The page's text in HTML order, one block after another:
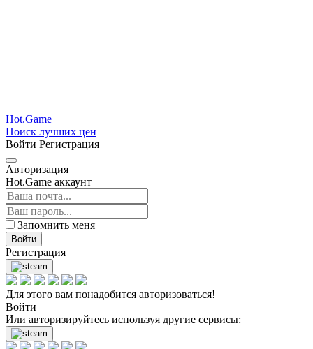
Hot.Game
Поиск лучших цен
Войти Регистрация
Авторизация
Hot.Game аккаунт
Запомнить меня
Войти
Регистрация
Для этого вам понадобится авторизоваться!
Войти
Или авторизируйтесь используя другие сервисы: